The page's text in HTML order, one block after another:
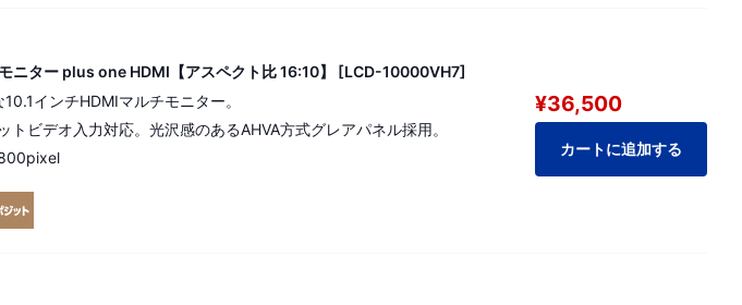
ニター plus one HDMI【アスペクト比 16:10】 [LCD-10000VH7]
インチHDMIマルチモニター。
トビデオ入力対応。光沢感のあるAHVA方式グレアパネル採用。
¥36,500
カートに追加する